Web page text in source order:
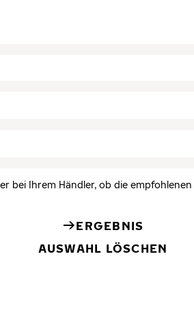
bei Ihrem Händler, ob die
ERGEBNIS
AUSWAHL LÖSCHEN